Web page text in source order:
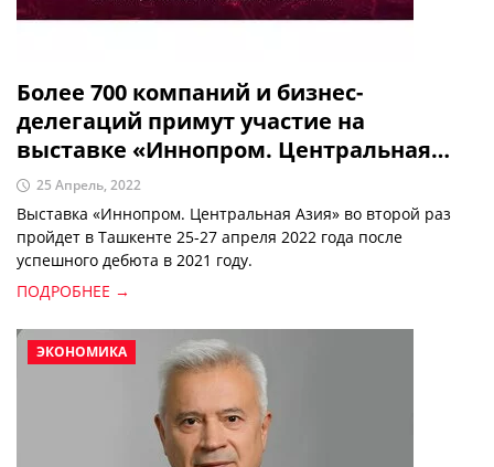
Более 700 компаний и бизнес-
делегаций примут участие на
выставке «Иннопром. Центральная
Азия»
25 Апрель, 2022
Выставка «Иннопром. Центральная Азия» во второй раз
пройдет в Ташкенте 25-27 апреля 2022 года после
успешного дебюта в 2021 году.
ПОДРОБНЕЕ →
ЭКОНОМИКА